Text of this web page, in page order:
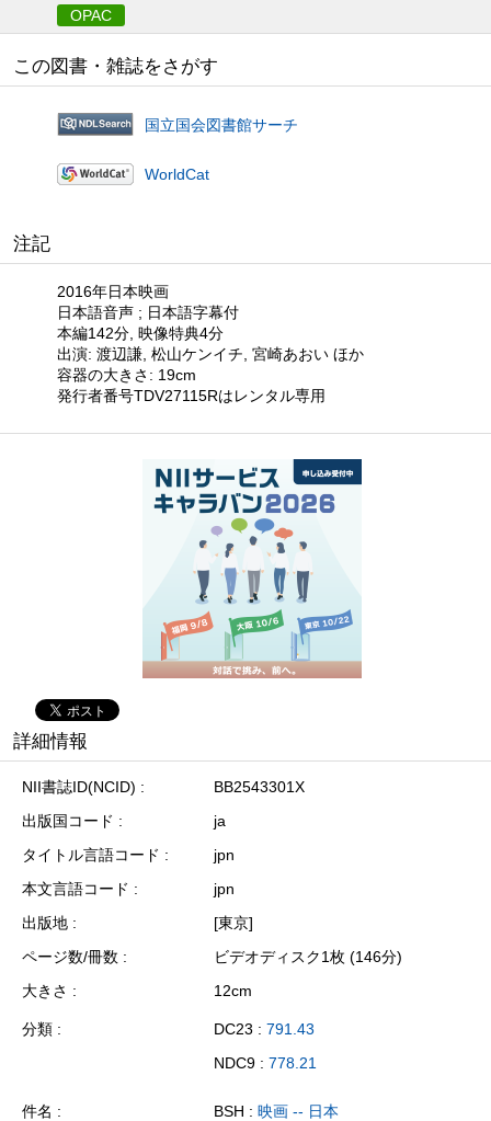
OPAC
この図書・雑誌をさがす
国立国会図書館サーチ
WorldCat
注記
2016年日本映画
日本語音声 ; 日本語字幕付
本編142分, 映像特典4分
出演: 渡辺謙, 松山ケンイチ, 宮崎あおい ほか
容器の大きさ: 19cm
発行者番号TDV27115Rはレンタル専用
詳細情報
NII書誌ID(NCID)
BB2543301X
出版国コード
ja
タイトル言語コード
jpn
本文言語コード
jpn
出版地
[東京]
ページ数/冊数
ビデオディスク1枚 (146分)
大きさ
12cm
分類 DC23 : 791.43
NDC9 : 778.21
件名 BSH : 映画 -- 日本